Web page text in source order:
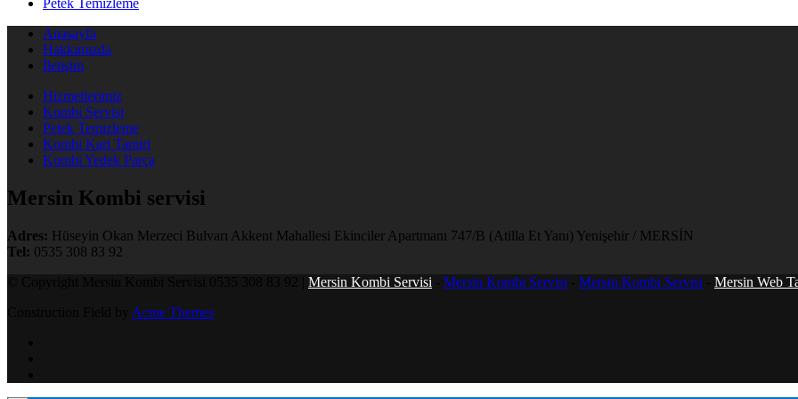
Petek Temizleme
Anasayfa
Hakkımızda
İletişim
Hizmetlerimiz
Kombi Servisi
Petek Temizleme
Kombi Kart Tamiri
Kombi Yedek Parça
Mersin Kombi servisi
Adres: Hüseyin Okan Merzeci Bulvarı Akkent Mahallesi Ekinciler Apartmanı 747/B (Atilla Et Yanı) Yenişehir / MERSİN
Tel: 0535 308 83 92
Mersin Kombi Servisi Mersin Kombi Servisi Mersin Kombi Servisi
Mersin Web
Acme Themes